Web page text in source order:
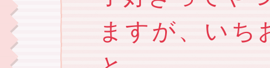
ますが、いち